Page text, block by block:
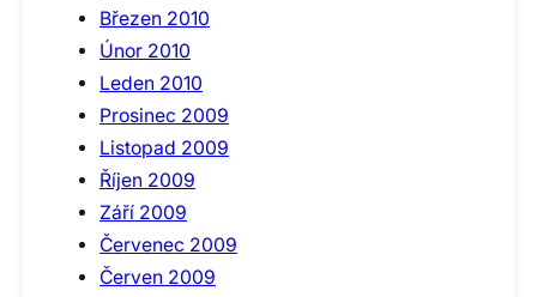
Březen 2010
Únor 2010
Leden 2010
Prosinec 2009
Listopad 2009
Říjen 2009
Září 2009
Červenec 2009
Červen 2009